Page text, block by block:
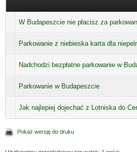
W Budapeszcie nie płacisz za
Parkowanie z niebieska karta dla
Nadchodzi bezpłatne parkowanie w
Parkowanie w Budapeszcie
Jak najlepiej dojechać z Lotniska do
Pokaż wersję do druku